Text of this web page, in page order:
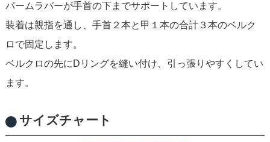
パームラバーが手首の下までサポートしています。
装着は親指を通し、手首２本と甲１本の合計３本のベルク
ロで固定します。
ベルクロの先にDリングを縫い付け、引っ張りやすくしてい
ます。
サイズチャート